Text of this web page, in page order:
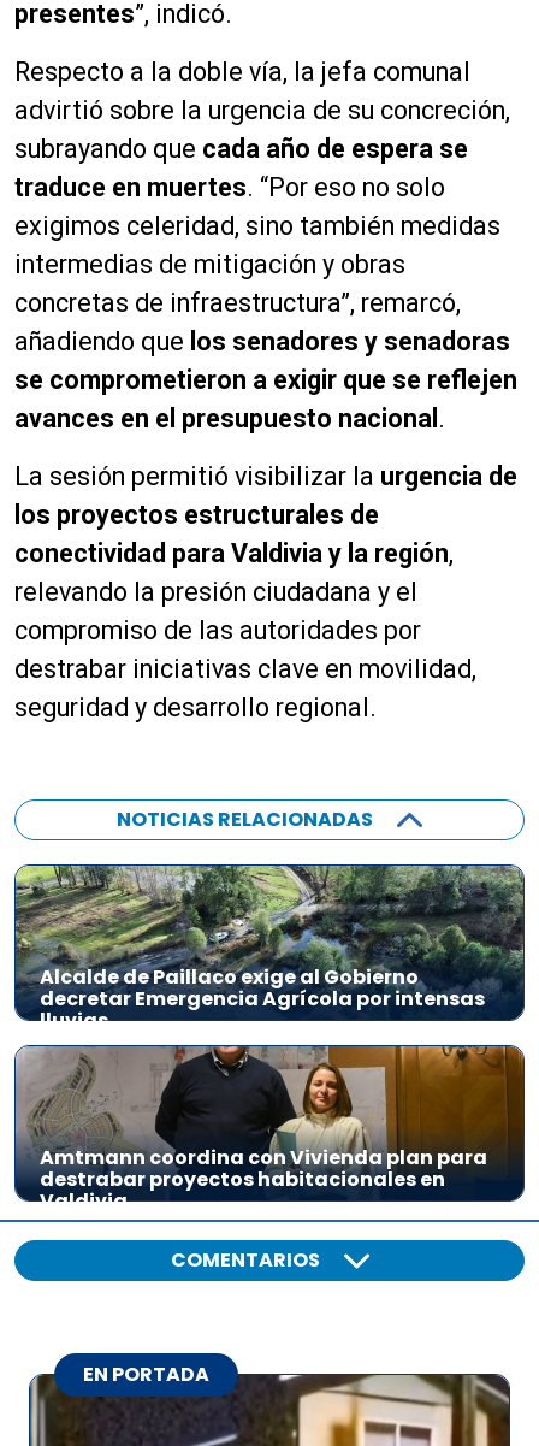
presentes”, indicó.
Respecto a la doble vía, la jefa comunal
advirtió sobre la urgencia de su concreción,
subrayando que cada año de espera se
traduce en muertes. “Por eso no solo
exigimos celeridad, sino también medidas
intermedias de mitigación y obras
concretas de infraestructura”, remarcó,
añadiendo que los senadores y senadoras
se comprometieron a exigir que se reflejen
avances en el presupuesto nacional .
La sesión permitió visibilizar la urgencia de
los proyectos estructurales de
conectividad para Valdivia y la región,
relevando la presión ciudadana y el
compromiso de las autoridades por
destrabar iniciativas clave en movilidad,
seguridad y desarrollo regional.
NOTICIAS RELACIONADAS
Alcalde de Paillaco exige al Gobierno
decretar Emergencia Agrícola por intensas
lluvias
Amtmann coordina con Vivienda plan para
destrabar proyectos habitacionales en
Valdivia
COMENTARIOS
EN PORTADA